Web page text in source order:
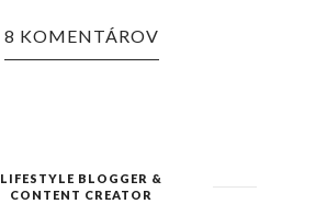
8 KOMENTÁROV
LIFESTYLE BLOGGER &
CONTENT CREATOR